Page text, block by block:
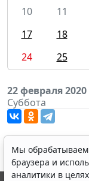
10
11
17
18
24
25
22 февраля 2020
Суббота
Мы
браузера и
аналитики в